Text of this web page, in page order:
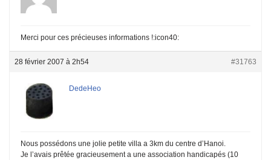
Merci pour ces précieuses informations !:icon40:
28 février 2007 à 2h54 #31763
DedeHeo
Nous possédons une jolie petite villa a 3km du centre d’Hanoi.
Je l’avais prêtée gracieusement a une association handicapés (10